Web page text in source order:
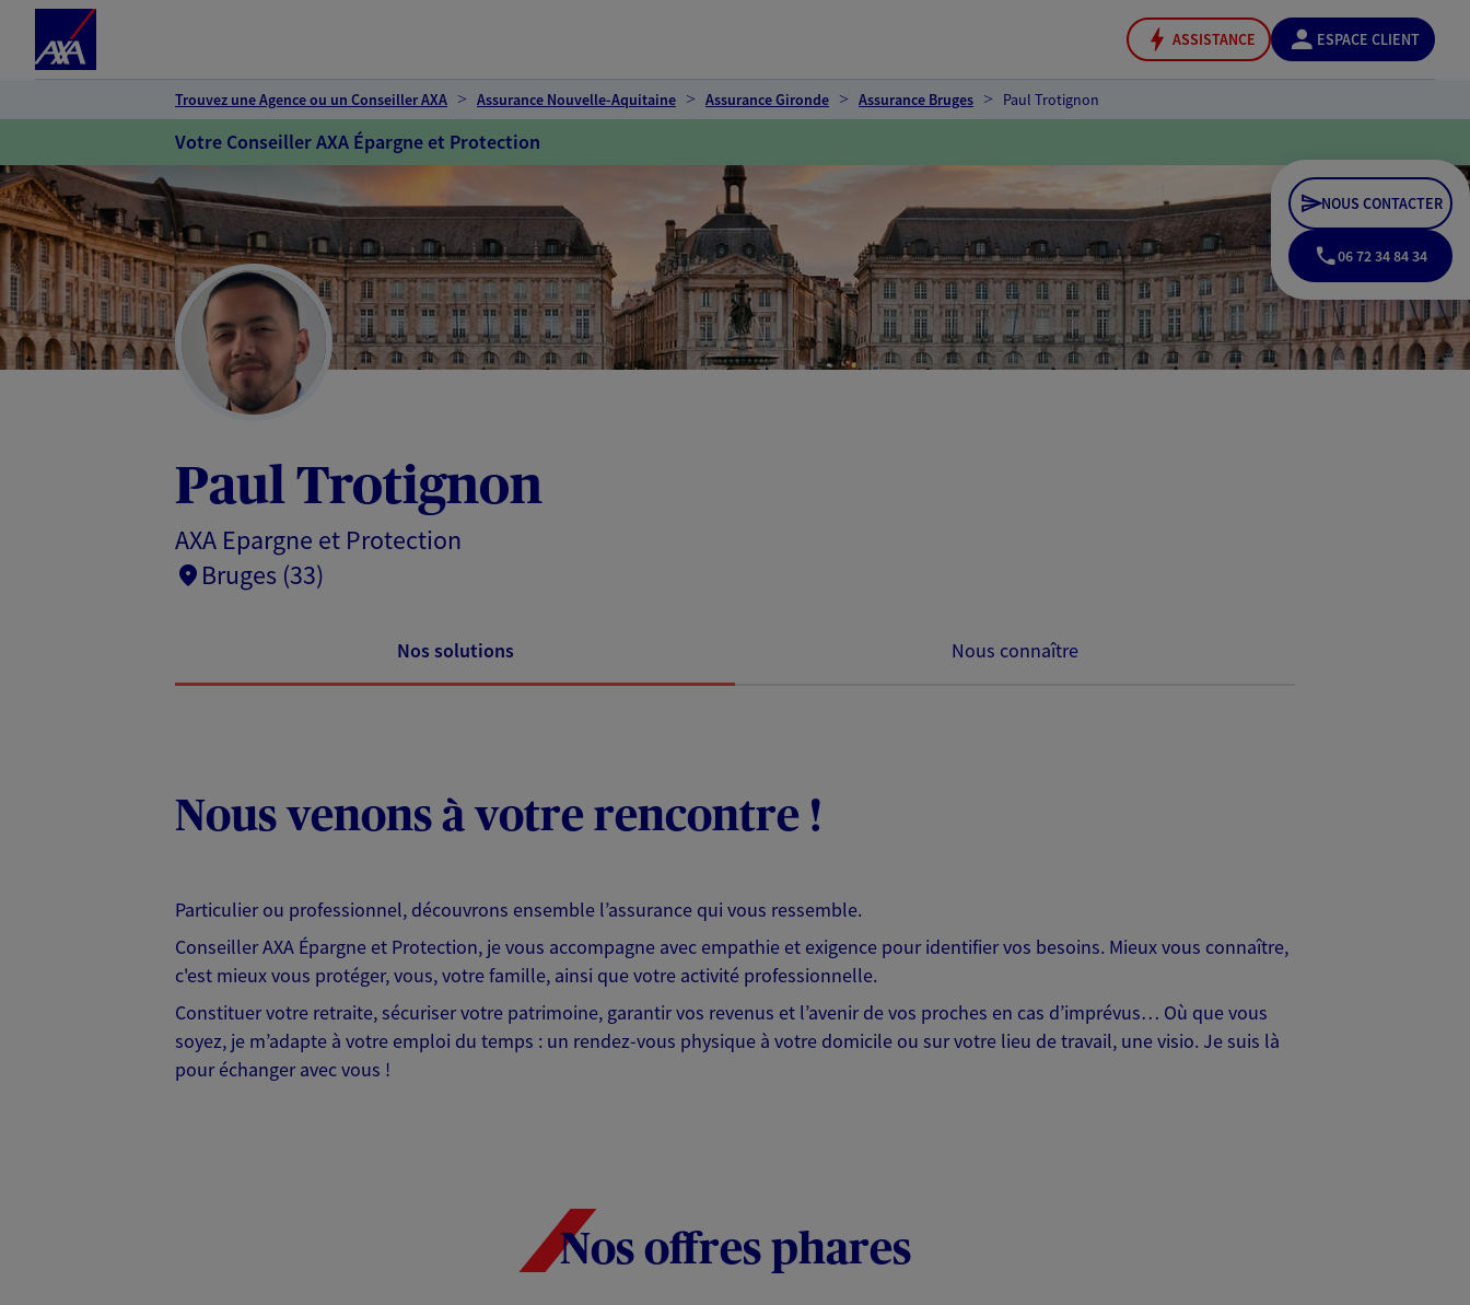
ASSISTANCE ESPACE CLIENT
Trouvez une Agence ou un Conseiller AXA Assurance Nouvelle-Aquitaine Assurance Gironde Assurance Bruges Paul Trotignon
Votre Conseiller AXA Épargne et Protection
Paul Trotignon
AXA Epargne et Protection
Bruges (33)
NOUS CONTACTER
06 72 34 84 34
Nos solutions Nous connaître
Nous venons à votre rencontre !
Particulier ou professionnel, découvrons ensemble l’assurance qui vous ressemble.
Conseiller AXA Épargne et Protection, je vous accompagne avec empathie et exigence pour identifier vos besoins. Mieux vous connaître,
c'est mieux vous protéger, vous, votre famille, ainsi que votre activité professionnelle.
Constituer votre retraite, sécuriser votre patrimoine, garantir vos revenus et l’avenir de vos proches en cas d’imprévus… Où que vous
soyez, je m’adapte à votre emploi du temps : un rendez-vous physique à votre domicile ou sur votre lieu de travail, une visio. Je suis là
pour échanger avec vous !
Nos offres phares